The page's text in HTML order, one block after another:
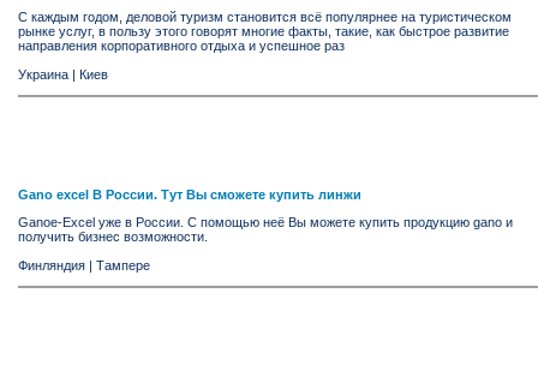
С каждым годом, деловой туризм становится всё популярнее на туристическом
рынке услуг, в пользу этого говорят многие факты, такие, как быстрое развитие
направления корпоративного отдыха и успешное раз
Украина
Киев
Gano excel В России. Тут Вы сможете купить линжи
Ganoe-Excel уже в России. С помощью неё Вы можете купить продукцию gano и
получить бизнес возможности.
Финляндия
Тампере